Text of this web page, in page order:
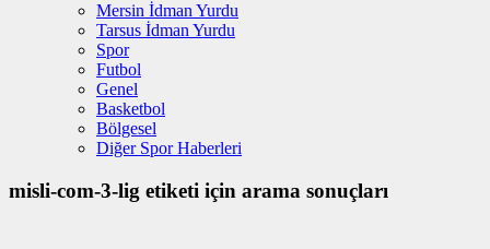
Mersin İdman Yurdu
Tarsus İdman Yurdu
Spor
Futbol
Genel
Basketbol
Bölgesel
Diğer Spor Haberleri
misli-com-3-lig etiketi için arama sonuçları